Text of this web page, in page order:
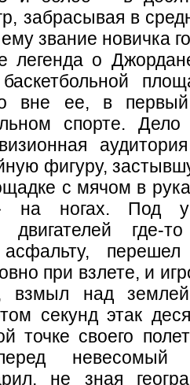
забрасывая в
звание новичка
легенда о
вне ее, в
спорте.
фигуру,
с мячом в
на ногах. Под
двигателей где-
перешел
при взлете, и
взмыл над
секунд этак
точке своего
не зная